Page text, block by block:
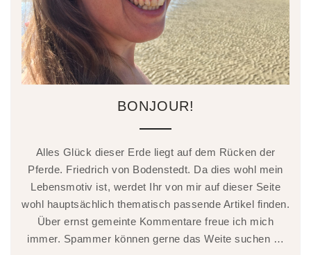
BONJOUR!
Alles Glück dieser Erde liegt auf dem Rücken der
Pferde. Friedrich von Bodenstedt. Da dies wohl mein
Lebensmotiv ist, werdet Ihr von mir auf dieser Seite
wohl hauptsächlich thematisch passende Artikel finden.
Über ernst gemeinte Kommentare freue ich mich
immer. Spammer können gerne das Weite suchen …